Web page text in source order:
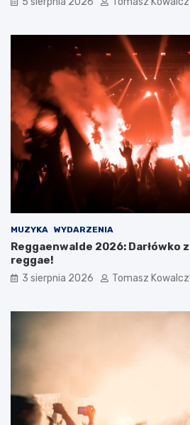
MUZYKA WYDARZENIA
Reggaenwalde 2026: Darłówko
reggae!
3 sierpnia 2026 Tomasz